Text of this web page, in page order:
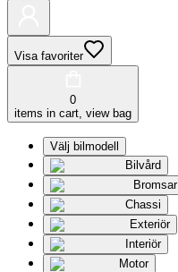
Visa favoriter
0
items in cart, view bag
Välj bilmodell
Bilvård
Bromsar
Chassi
Exteriör
Interiör
Motor